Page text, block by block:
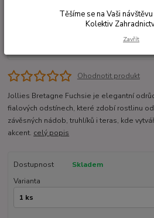
Ohodnotit produkt
Jollies Bretagne Fuchsie je elegantní
fialových odstínech, které zdobí rostlinu
závěsných nádob, truhlíků i teras, kde
akcent. celý popis
Dostupnost
Skladem
Varianta
Těšíme se na Vaši
Kolektiv
Zavřít